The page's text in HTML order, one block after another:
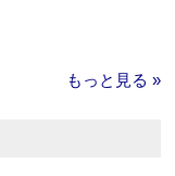
もっと見る »